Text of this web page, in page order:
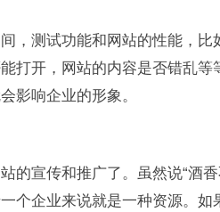
，测试功能和网站的性能，
打开，网站的内容是否错乱
影响企业的形象。
的宣传和推广了。虽然说“酒
个企业来说就是一种资源。